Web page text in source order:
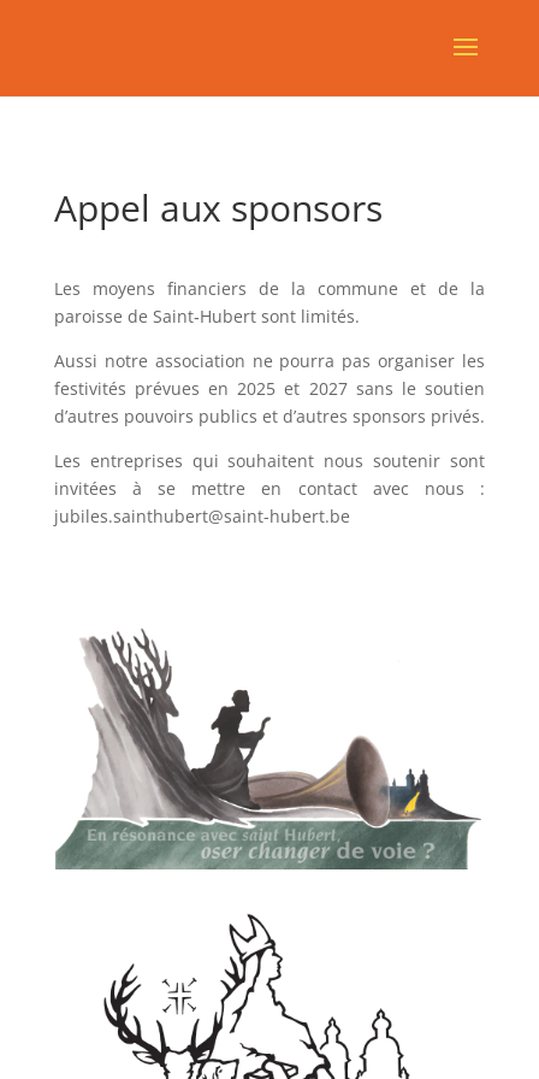
Appel aux sponsors
Les moyens financiers de la commune et de la
paroisse de Saint‑Hubert sont limités.
Aussi notre association ne pourra pas organiser les
festivités prévues en 2025 et 2027 sans le soutien
d’autres pouvoirs publics et d’autres sponsors privés.
Les entreprises qui souhaitent nous soutenir sont
invitées à se mettre en contact avec nous :
jubiles.sainthubert@saint-hubert.be